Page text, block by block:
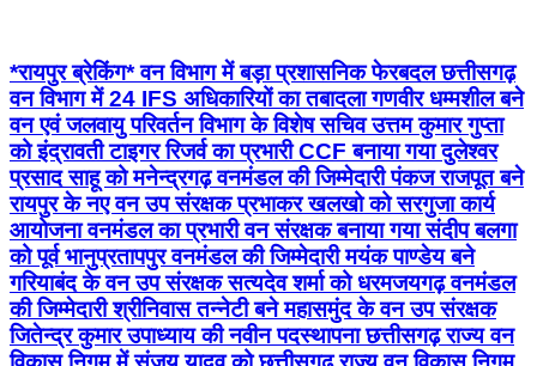
*रायपुर ब्रेकिंग* वन विभाग में बड़ा प्रशासनिक फेरबदल छत्तीसगढ़
वन विभाग में 24 IFS अधिकारियों का तबादला गणवीर धम्मशील बने
वन एवं जलवायु परिवर्तन विभाग के विशेष सचिव उत्तम कुमार गुप्ता
को इंद्रावती टाइगर रिजर्व का प्रभारी CCF बनाया गया दुलेश्वर
प्रसाद साहू को मनेन्द्रगढ़ वनमंडल की जिम्मेदारी पंकज राजपूत बने
रायपुर के नए वन उप संरक्षक प्रभाकर खलखो को सरगुजा कार्य
आयोजना वनमंडल का प्रभारी वन संरक्षक बनाया गया संदीप बलगा
को पूर्व भानुप्रतापपुर वनमंडल की जिम्मेदारी मयंक पाण्डेय बने
गरियाबंद के वन उप संरक्षक सत्यदेव शर्मा को धरमजयगढ़ वनमंडल
की जिम्मेदारी श्रीनिवास तन्नेटी बने महासमुंद के वन उप संरक्षक
जितेन्द्र कुमार उपाध्याय की नवीन पदस्थापना छत्तीसगढ़ राज्य वन